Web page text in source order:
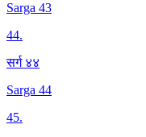
Sarga 43
44.
सर्ग ४४
Sarga 44
45.